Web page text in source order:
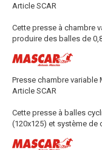
Article SCAR
Cette presse à chambre
produire des balles de
Presse chambre variable
Article SCAR
Cette presse à balles
(120x125) et système de